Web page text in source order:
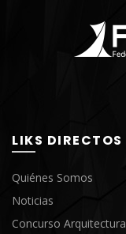
LIKS DIRECTOS
Quiénes Somos
Noticias
Concurso Arquitectura